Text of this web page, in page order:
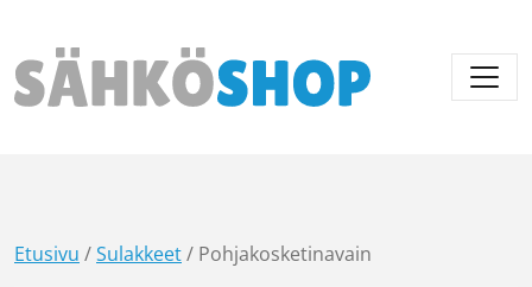
Päävalikko
Etusivu /Sulakkeet/ Pohjakosketinavain